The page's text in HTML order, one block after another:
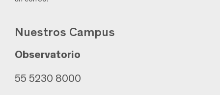
Nuestros Campus
Observatorio
55 5230 8000